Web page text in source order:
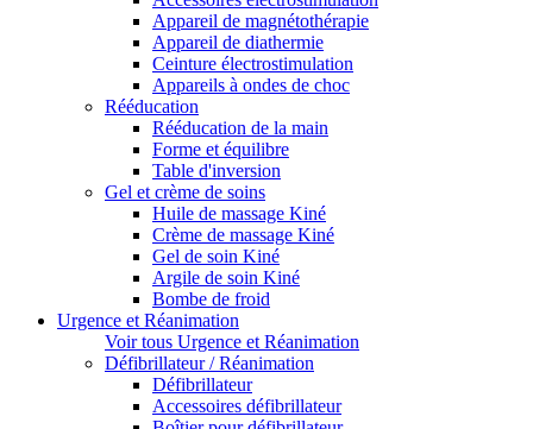
Appareil de magnétothérapie
Appareil de diathermie
Ceinture électrostimulation
Appareils à ondes de choc
Rééducation
Rééducation de la main
Forme et équilibre
Table d'inversion
Gel et crème de soins
Huile de massage Kiné
Crème de massage Kiné
Gel de soin Kiné
Argile de soin Kiné
Bombe de froid
Urgence et Réanimation
Voir tous Urgence et Réanimation
Défibrillateur / Réanimation
Défibrillateur
Accessoires défibrillateur